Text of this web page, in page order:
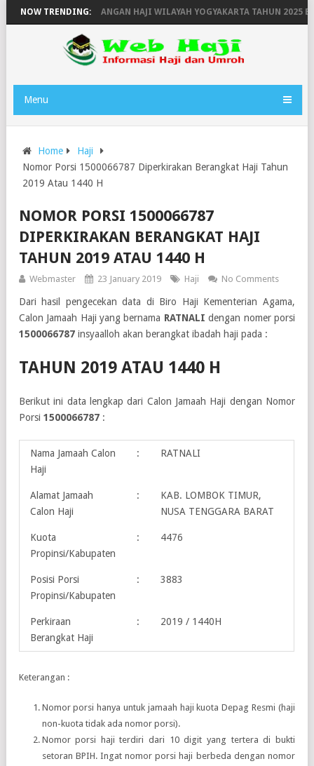
NOW TRENDING:
DAN KEPULANGAN HAJI WILAYAH YOGYAKARTA TAHUN 2025
Menu
Home
Haji
Nomor Porsi 1500066787 Diperkirakan Berangkat Haji Tahun
2019 Atau 1440 H
NOMOR PORSI 1500066787
DIPERKIRAKAN BERANGKAT HAJI
TAHUN 2019 ATAU 1440 H
Webmaster 23 January 2019 Haji No Comments
Dari hasil pengecekan data di Biro Haji Kementerian Agama,
Calon Jamaah Haji yang bernama RATNALI dengan nomer porsi
1500066787 insyaalloh akan berangkat ibadah haji pada :
TAHUN 2019 ATAU 1440 H
Berikut ini data lengkap dari Calon Jamaah Haji dengan Nomor
Porsi 1500066787 :
Nama Jamaah Calon
Haji
: RATNALI
Alamat Jamaah
Calon Haji
:
KAB. LOMBOK TIMUR,
NUSA TENGGARA BARAT
Kuota
Propinsi/Kabupaten
: 4476
Posisi Porsi
Propinsi/Kabupaten
: 3883
Perkiraan
Berangkat Haji
: 2019 / 1440H
Keterangan :
Nomor porsi hanya untuk jamaah haji kuota Depag Resmi (haji
non-kuota tidak ada nomor porsi).
Nomor porsi haji terdiri dari 10 digit yang tertera di bukti
setoran BPIH. Ingat nomor porsi haji berbeda dengan nomor